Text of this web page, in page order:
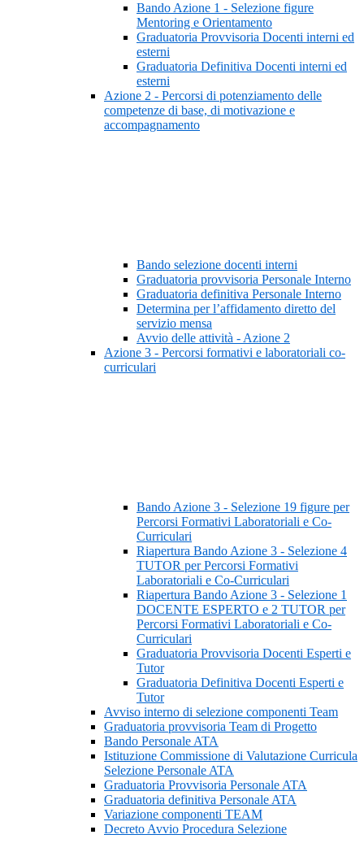
Bando Azione 1 - Selezione figure
Mentoring e Orientamento
Graduatoria Provvisoria Docenti interni ed
esterni
Graduatoria Definitiva Docenti interni ed
esterni
Azione 2 - Percorsi di potenziamento delle
competenze di base, di motivazione e
accompagnamento
Bando selezione docenti interni
Graduatoria provvisoria Personale Interno
Graduatoria definitiva Personale Interno
Determina per l’affidamento diretto del
servizio mensa
Avvio delle attività - Azione 2
Azione 3 - Percorsi formativi e laboratoriali co-
curriculari
Bando Azione 3 - Selezione 19 figure per
Percorsi Formativi Laboratoriali e Co-
Curriculari
Riapertura Bando Azione 3 - Selezione 4
TUTOR per Percorsi Formativi
Laboratoriali e Co-Curriculari
Riapertura Bando Azione 3 - Selezione 1
DOCENTE ESPERTO e 2 TUTOR per
Percorsi Formativi Laboratoriali e Co-
Curriculari
Graduatoria Provvisoria Docenti Esperti e
Tutor
Graduatoria Definitiva Docenti Esperti e
Tutor
Avviso interno di selezione componenti Team
Graduatoria provvisoria Team di Progetto
Bando Personale ATA
Istituzione Commissione di Valutazione Curricula
Selezione Personale ATA
Graduatoria Provvisoria Personale ATA
Graduatoria definitiva Personale ATA
Variazione componenti TEAM
Decreto Avvio Procedura Selezione